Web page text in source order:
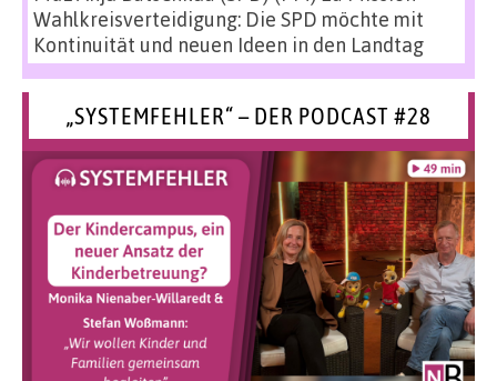
Wahlkreisverteidigung: Die SPD möchte mit
Kontinuität und neuen Ideen in den Landtag
„SYSTEMFEHLER“ – DER PODCAST #28